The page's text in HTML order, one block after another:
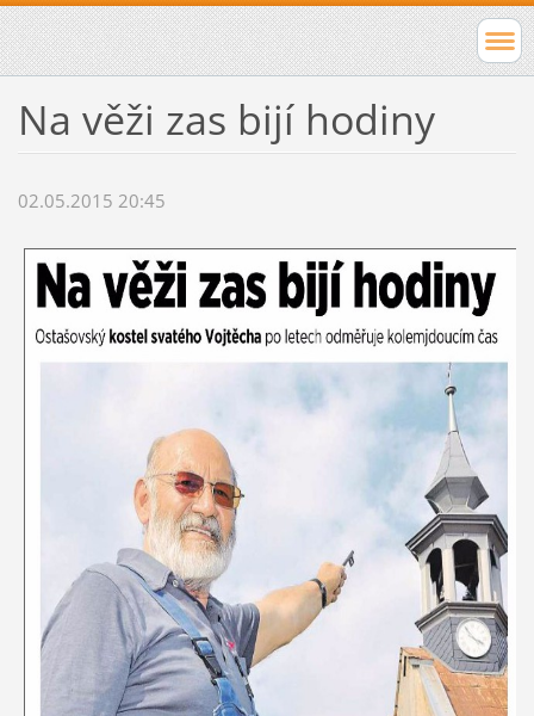
Na věži zas bijí hodiny
02.05.2015 20:45